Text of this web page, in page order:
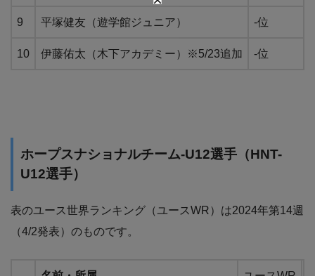
9 平塚健友（遊学館ジュニア） -位
10 伊藤佑太（木下アカデミー）※5/23追加 -位
ホープスナショナルチーム-U12選手（HNT-
U12選手）
表のユース世界ランキング（ユースWR）は2024年第14週
（4/2発表）のものです。